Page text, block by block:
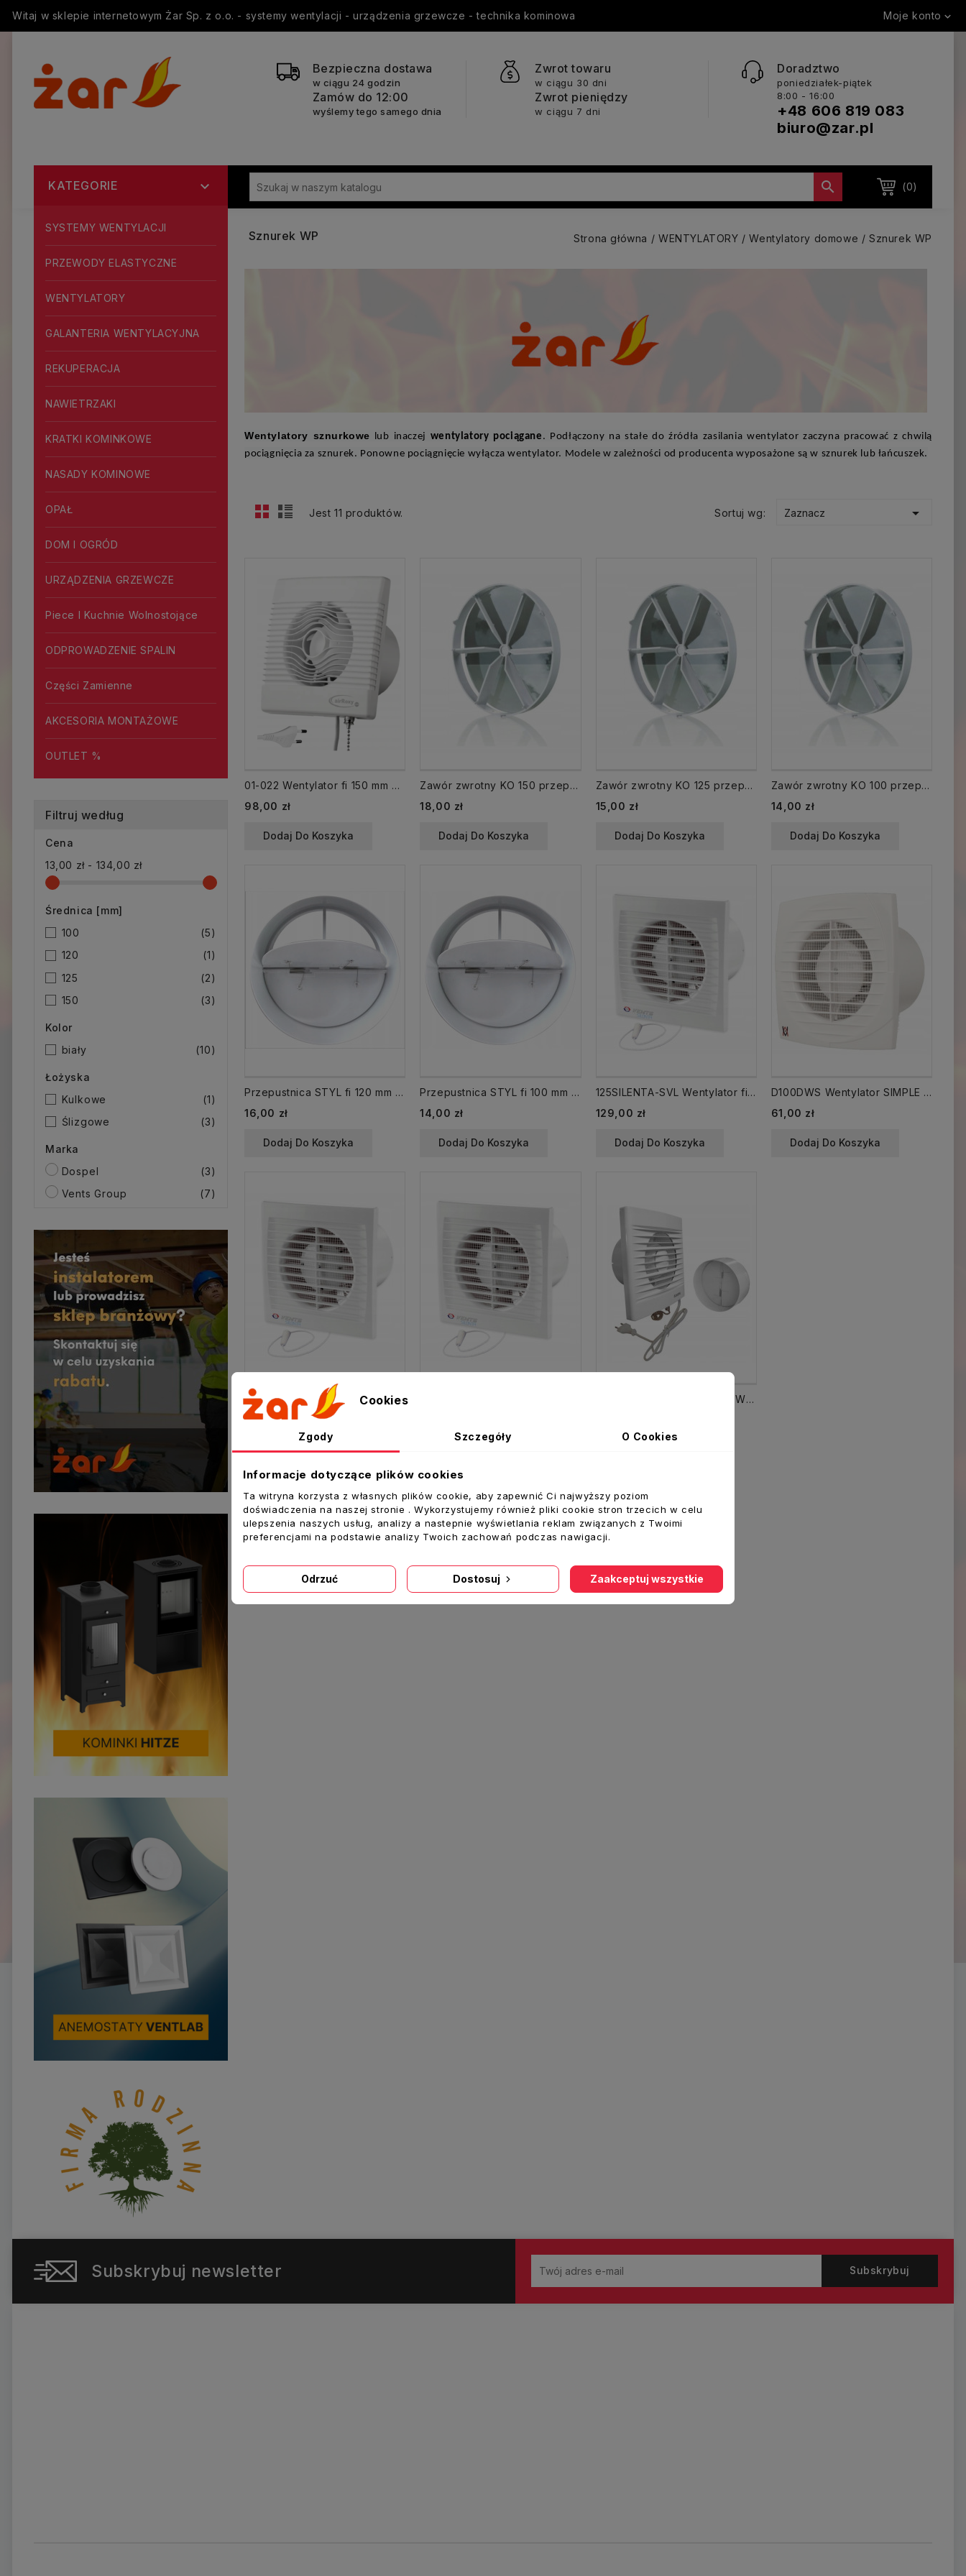
Witaj w sklepie internetowym Żar Sp. z o.o. - systemy wentylacji - urządzenia grzewcze - technika kominowa Moje konto 
Bezpieczna dostawa
w ciągu 24 godzin
Zamów do 12:00
wyślemy tego samego dnia
Zwrot towaru
w ciągu 30 dni
Zwrot pieniędzy
w ciągu 7 dni
Doradztwo
poniedziałek-piątek
8:00 - 16:00
+48 606 819 083
biuro@zar.pl
(0)

KATEGORIE 
SYSTEMY WENTYLACJI
PRZEWODY ELASTYCZNE
WENTYLATORY
GALANTERIA WENTYLACYJNA
REKUPERACJA
NAWIETRZAKI
KRATKI KOMINKOWE
NASADY KOMINOWE
OPAŁ
DOM I OGRÓD
URZĄDZENIA GRZEWCZE
Piece I Kuchnie Wolnostojące
ODPROWADZENIE SPALIN
Części Zamienne
AKCESORIA MONTAŻOWE
OUTLET %
Filtruj według
Cena
13,00 zł - 134,00 zł
Średnica [mm]
100
(5)
120
(1)
125
(2)
150
(3)
Kolor
biały
(10)
Łożyska
Kulkowe
(1)
Ślizgowe
(3)
Marka
Dospel
(3)
Vents Group
(7)
Sznurek WP Strona główna WENTYLATORY Wentylatory domowe Sznurek WP
Wentylatory sznurkowe lub inaczej wentylatory pociągane . Podłączony na stałe do źródła zasilania wentylator zaczyna pracować z chwilą
pociągnięcia za sznurek. Ponowne pociągnięcie wyłącza wentylator. Modele w zależności od producenta wyposażone są w sznurek lub łańcuszek.
Jest 11 produktów. Sortuj wg: Zaznacz 
01-022 Wentylator fi 150 mm pRemium sznurek łańcuszek + wtyczka /WP/
98,00 zł
Dodaj Do Koszyka
Zawór zwrotny KO 150 przepustnica
18,00 zł
Dodaj Do Koszyka
Zawór zwrotny KO 125 przepustnica
15,00 zł
Dodaj Do Koszyka
Zawór zwrotny KO 100 przepustnica
14,00 zł
Dodaj Do Koszyka
Przepustnica STYL fi 120 mm zawór zwrotny
16,00 zł
Dodaj Do Koszyka
Przepustnica STYL fi 100 mm zawór zwrotny
14,00 zł
Dodaj Do Koszyka
125SILENTA-SVL Wentylator fi 125 WP łańcuszek cichy
129,00 zł
Dodaj Do Koszyka
D100DWS Wentylator SIMPLE fi 100 mm cienki front- 6,5 mm WP sznurek
61,00 zł
Dodaj Do Koszyka
150SILENTA-SVL Wentylator 150 SILENTA-S sznurek WP cichy
134,00 zł
Dodaj Do Koszyka
Wentylator STYL fi 100 mm WP-P z przepustnicą łańcuszek
Pokazano 1-11 z 11 pozycji
Subskrybuj newsletter
Cookies
Zgody Szczegóły O Cookies
Informacje dotyczące plików cookies
Ta witryna korzysta z własnych plików cookie, aby zapewnić Ci najwyższy poziom
doświadczenia na naszej stronie . Wykorzystujemy również pliki cookie stron trzecich w celu
ulepszenia naszych usług, analizy a nastepnie wyświetlania reklam związanych z Twoimi
preferencjami na podstawie analizy Twoich zachowań podczas nawigacji.
Odrzuć Dostosuj Zaakceptuj wszystkie